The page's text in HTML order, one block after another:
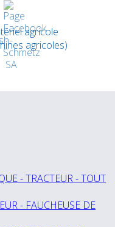
agricole
- TRACTEUR - TOUT
- FAUCHEUSE DE